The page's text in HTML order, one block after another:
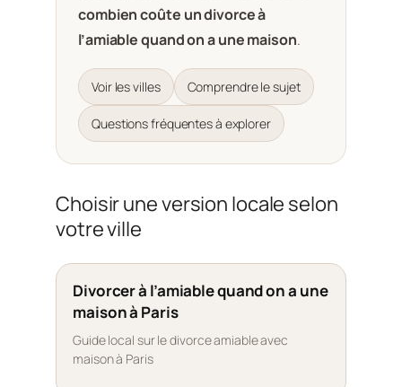
combien coûte un divorce à
l’amiable quand on a une maison.
Voir les villes Comprendre le sujet
Questions fréquentes à explorer
Choisir une version locale selon
votre ville
Divorcer à l’amiable quand on a une
maison à Paris
Guide local sur le divorce amiable avec
maison à Paris